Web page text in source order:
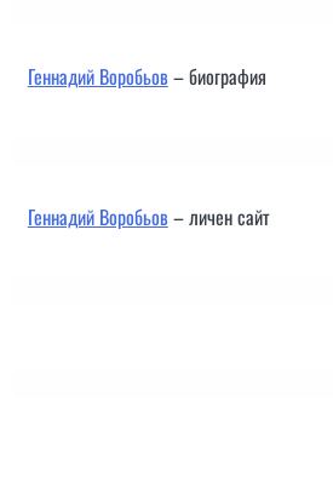
Геннадий Воробьов– биография
Геннадий Воробьов– личен сайт